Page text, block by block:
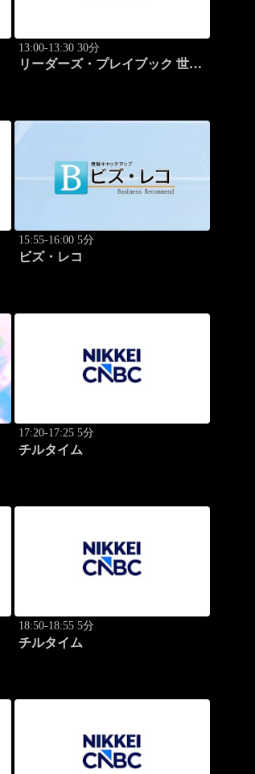
13:00-13:30 30分
リーダーズ・プレイブック 世界
15:55-16:00 5分
ビズ・レコ
17:20-17:25 5分
チルタイム
18:50-18:55 5分
チルタイム